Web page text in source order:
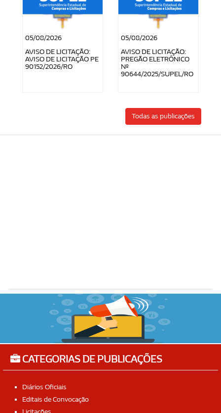
05/08/2026
AVISO DE LICITAÇÃO:
AVISO DE LICITAÇÃO PE
90152/2026/RO
05/08/2026
AVISO DE LICITAÇÃO:
PREGÃO ELETRÔNICO
Nº
90644/2025/SUPEL/RO
Todas as publicações
CATEGORIAS DE PUBLICAÇÕES
Diários Oficiais
Editais de Convocação